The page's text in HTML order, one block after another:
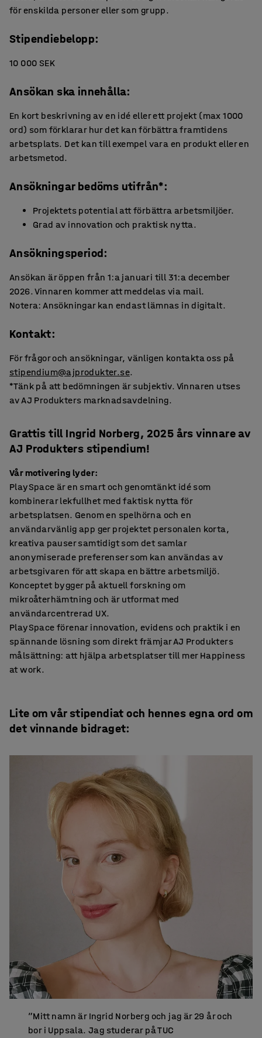
för enskilda personer eller som grupp.
Stipendiebelopp:
10 000 SEK
Ansökan ska innehålla:
En kort beskrivning av en idé eller ett projekt (max 1000
ord) som förklarar hur det kan förbättra framtidens
arbetsplats. Det kan till exempel vara en produkt eller en
arbetsmetod.
Ansökningar bedöms utifrån*:
Projektets potential att förbättra arbetsmiljöer.
Grad av innovation och praktisk nytta.
Ansökningsperiod:
Ansökan är öppen från 1:a januari till 31:a december
2026. Vinnaren kommer att meddelas via mail.
Notera: Ansökningar kan endast lämnas in digitalt.
Kontakt:
För frågor och ansökningar, vänligen kontakta oss på
stipendium@ajprodukter.se.
*Tänk på att bedömningen är subjektiv. Vinnaren utses
av AJ Produkters marknadsavdelning.
Grattis till Ingrid Norberg, 2025 års vinnare av
AJ Produkters stipendium!
Vår motivering lyder:
PlaySpace är en smart och genomtänkt idé som
kombinerar lekfullhet med faktisk nytta för
arbetsplatsen. Genom en spelhörna och en
användarvänlig app ger projektet personalen korta,
kreativa pauser samtidigt som det samlar
anonymiserade preferenser som kan användas av
arbetsgivaren för att skapa en bättre arbetsmiljö.
Konceptet bygger på aktuell forskning om
mikroåterhämtning och är utformat med
användarcentrerad UX.
PlaySpace förenar innovation, evidens och praktik i en
spännande lösning som direkt främjar AJ Produkters
målsättning: att hjälpa arbetsplatser till mer Happiness
at work.
Lite om vår stipendiat och hennes egna ord om
det vinnande bidraget:
”Mitt namn är Ingrid Norberg och jag är 29 år och
bor i Uppsala. Jag studerar på TUC